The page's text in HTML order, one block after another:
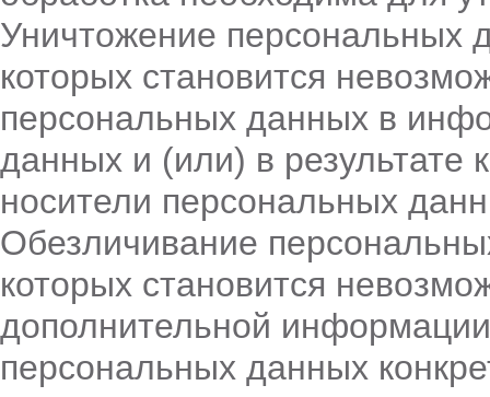
Уничтожение персональных
которых становится
персональных данных в
данных и (или) в результате
носители персональных
Обезличивание
которых становится
дополнительной
персональных данных